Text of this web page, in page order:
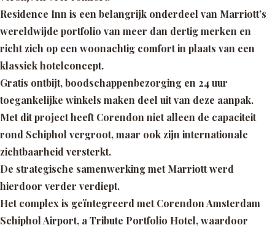
Residence Inn is een belangrijk onderdeel van Marriott’s
wereldwijde portfolio van meer dan dertig merken en
richt zich op een woonachtig comfort in plaats van een
klassiek hotelconcept.
Gratis ontbijt, boodschappenbezorging en 24 uur
toegankelijke winkels maken deel uit van deze aanpak.
Met dit project heeft Corendon niet alleen de capaciteit
rond Schiphol vergroot, maar ook zijn internationale
zichtbaarheid versterkt.
De strategische samenwerking met Marriott werd
hierdoor verder verdiept.
Het complex is geïntegreerd met Corendon Amsterdam
Schiphol Airport, a Tribute Portfolio Hotel, waardoor